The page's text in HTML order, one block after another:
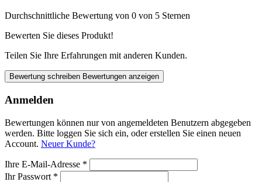
Durchschnittliche Bewertung von 0 von 5 Sternen
Bewerten Sie dieses Produkt!
Teilen Sie Ihre Erfahrungen mit anderen Kunden.
Bewertung schreiben Bewertungen anzeigen
Anmelden
Bewertungen können nur von angemeldeten Benutzern abgegeben
werden. Bitte loggen Sie sich ein, oder erstellen Sie einen neuen
Account. Neuer Kunde?
Ihre E-Mail-Adresse *
Ihr Passwort *